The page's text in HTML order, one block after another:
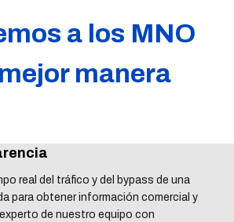
a los MNO
manera
real del tráfico y del bypass de una
para obtener información comercial y
de nuestro equipo con